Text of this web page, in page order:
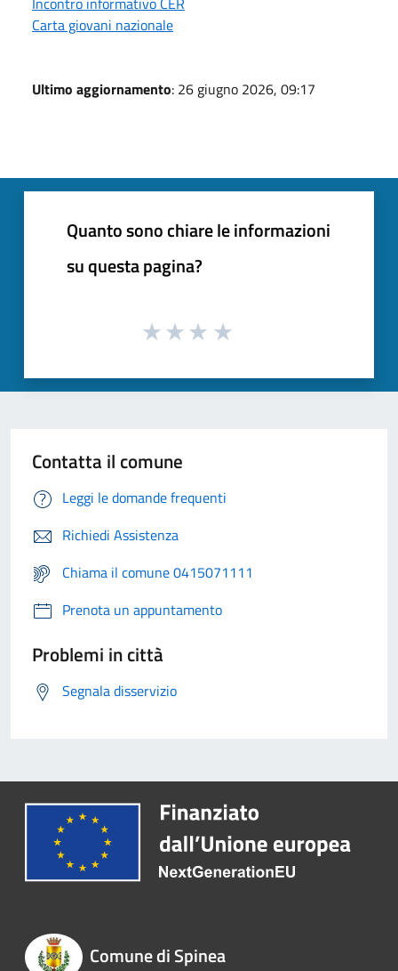
Carta giovani nazionale
Ultimo aggiornamento: 26 giugno 2026, 09:17
Quanto sono chiare le informazioni
su questa pagina?
Contatta il comune
Leggi le domande frequenti
Richiedi Assistenza
Chiama il comune 0415071111
Prenota un appuntamento
Problemi in città
Segnala disservizio
Comune di Spinea